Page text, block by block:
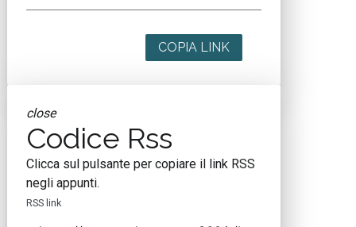
COPIA LINK
close
Codice Rss
Clicca sul pulsante per copiare il link RSS
negli appunti.
RSS link